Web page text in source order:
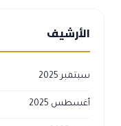
الأرشيف
سبتمبر 2025
أغسطس 2025